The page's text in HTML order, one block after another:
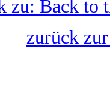
zu: Back to
zurück